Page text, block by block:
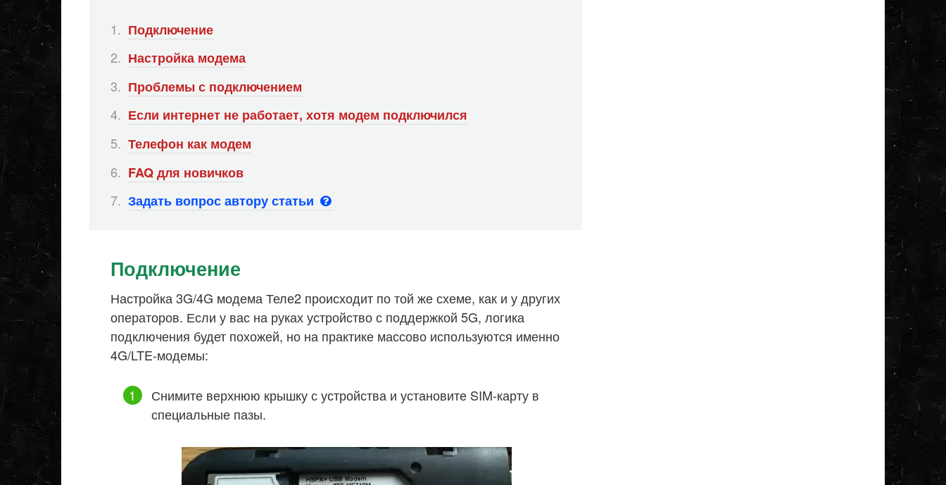
Подключение
Настройка модема
Проблемы с подключением
Если интернет не работает, хотя модем подключился
Телефон как модем
FAQ для новичков
Задать вопрос автору статьи
Подключение
Настройка 3G/4G модема Теле2 происходит по той же схеме, как и у других
операторов. Если у вас на руках устройство с поддержкой 5G, логика
подключения будет похожей, но на практике массово используются именно
4G/LTE-модемы:
Снимите верхнюю крышку с устройства и установите SIM-карту в
специальные пазы.